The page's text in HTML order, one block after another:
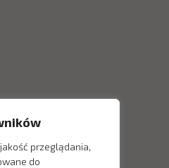
przeglądania,
do